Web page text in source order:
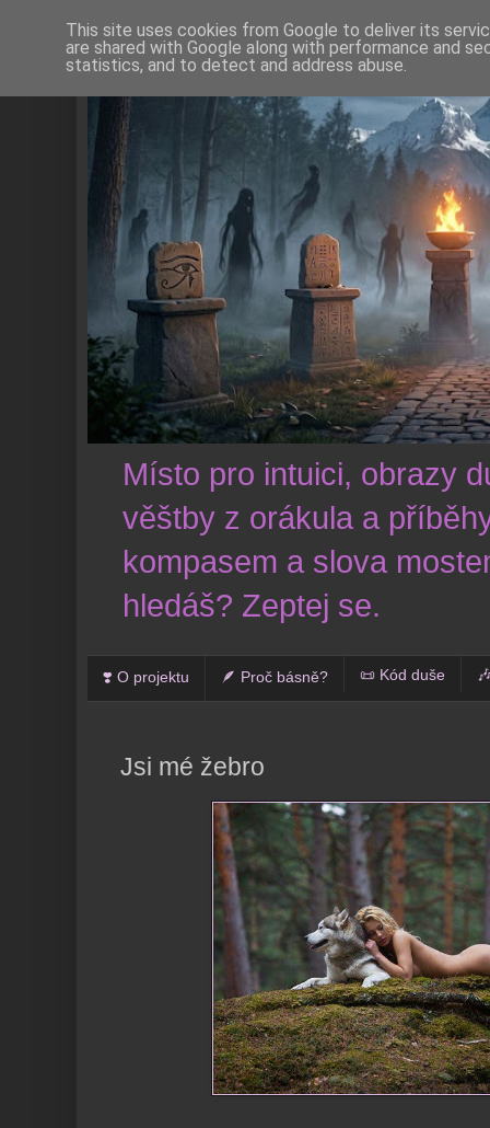
Místo pro intuici, obrazy
věštby z orákula a
kompasem a slova
hledáš? Zeptej se.
❣️ O projektu 🪶 Proč básně? 📜 Kód duše
Jsi mé žebro
This site uses cookies from Google to deliver its
are shared with Google along with performance and
statistics, and to detect and address abuse.